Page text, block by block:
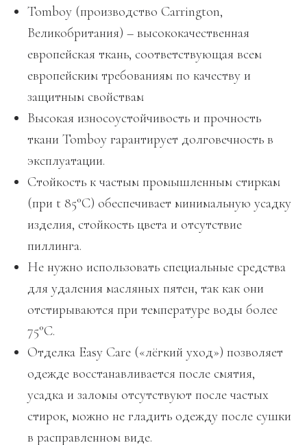
Tomboy (производство Carrington,
Великобритания) – высококачественная
европейская ткань, соответствующая всем
европейским требованиям по качеству и
защитным свойствам
Высокая износоустойчивость и прочность
ткани Tomboy гарантирует долговечность в
эксплуатации.
Стойкость к частым промышленным стиркам
(при t 85°C) обеспечивает минимальную усадку
изделия, стойкость цвета и отсутствие
пиллинга.
Не нужно использовать специальные средства
для удаления масляных пятен, так как они
отстирываются при температуре воды более
75°C.
Отделка Easy Care («лёгкий уход») позволяет
одежде восстанавливается после смятия,
усадка и заломы отсутствуют после частых
стирок, можно не гладить одежду после сушки
в расправленном виде.